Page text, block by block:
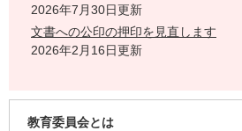
2026年7月30日更新
文書への公印の押印を見直します
2026年2月16日更新
教育委員会とは